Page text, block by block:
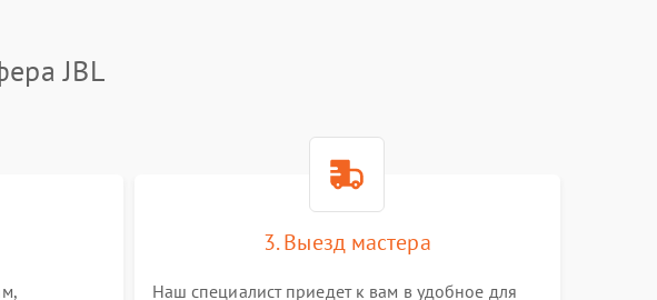
JBL
3. Выезд мастера
Наш специалист приедет к вам в удобное для